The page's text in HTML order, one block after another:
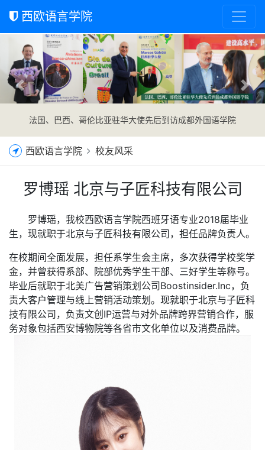
西欧语言学院
法国、巴西、哥伦比亚驻华大使先后到访成都外国语学院
Previous Next
西欧语言学院 校友风采
罗博瑶 北京与子匠科技有限公司
罗博瑶，我校西欧语言学院西班牙语专业2018届毕业
生，现就职于北京与子匠科技有限公司，担任品牌负责人。
在校期间全面发展，担任系学生会主席，多次获得学校奖学
金，并曾获得系部、院部优秀学生干部、三好学生等称号。
毕业后就职于北美广告营销策划公司Boostinsider.Inc，负
责大客户管理与线上营销活动策划。现就职于北京与子匠科
技有限公司，负责文创IP运营与对外品牌跨界营销合作，服
务对象包括西安博物院等各省市文化单位以及消费品牌。